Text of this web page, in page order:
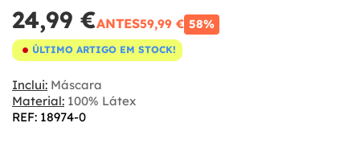
24,99 €ANTES59,99 € 58%
ÚLTIMO ARTIGO EM STOCK!
Inclui: Máscara
Material: 100% Látex
REF: 18974-0